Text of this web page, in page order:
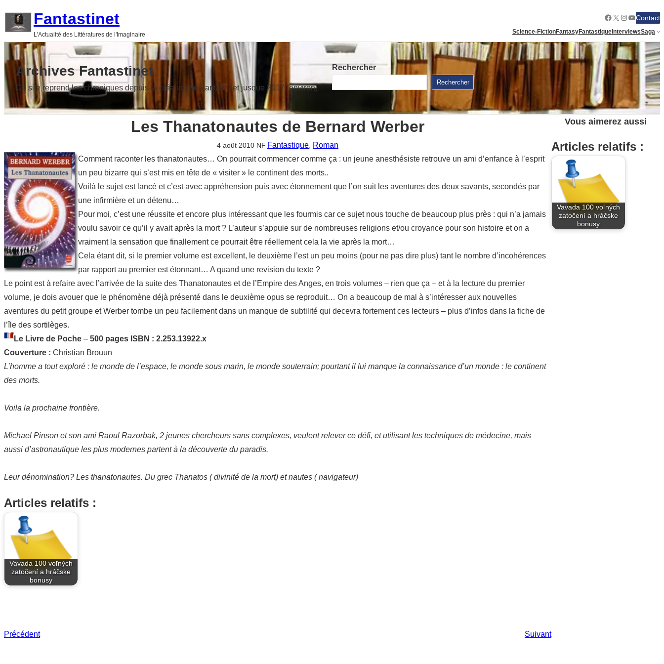
Fantastinet
L'Actualité des Littératures de l'Imaginaire
Facebook
X Instagram
YouTube
Contact
Science-FictionFantasyFantastiqueInterviewsSaga
Archives Fantastinet
Ce site reprend les chroniques depuis la création de Fantastinet jusque 2017 (environ)
Rechercher
Rechercher
Les Thanatonautes de Bernard Werber
4 août 2010 NF Fantastique, Roman
Comment raconter les thanatonautes… On pourrait commencer comme ça : un jeune anesthésiste retrouve un ami d’enfance à l’esprit
un peu bizarre qui s’est mis en tête de « visiter » le continent des morts..
Voilà le sujet est lancé et c’est avec appréhension puis avec étonnement que l’on suit les aventures des deux savants, secondés par
une infirmière et un détenu…
Pour moi, c’est une réussite et encore plus intéressant que les fourmis car ce sujet nous touche de beaucoup plus près : qui n’a jamais
voulu savoir ce qu’il y avait après la mort ? L’auteur s’appuie sur de nombreuses religions et/ou croyance pour son histoire et on a
vraiment la sensation que finallement ce pourrait être réellement cela la vie après la mort…
Cela étant dit, si le premier volume est excellent, le deuxième l’est un peu moins (pour ne pas dire plus) tant le nombre d’incohérences
par rapport au premier est étonnant… A quand une revision du texte ?
Le point est à refaire avec l’arrivée de la suite des Thanatonautes et de l’Empire des Anges, en trois volumes – rien que ça – et à la lecture du premier
volume, je dois avouer que le phénomène déjà présenté dans le deuxième opus se reproduit… On a beaucoup de mal à s’intéresser aux nouvelles
aventures du petit groupe et Werber tombe un peu facilement dans un manque de subtilité qui decevra fortement ces lecteurs – plus d’infos dans la fiche de
l’île des sortilèges.
Le Livre de Poche – 500 pages ISBN : 2.253.13922.x
Couverture : Christian Brouun
L’homme a tout exploré : le monde de l’espace, le monde sous marin, le monde souterrain; pourtant il lui manque la connaissance d’un monde : le continent
des morts.
Voila la prochaine frontière.
Michael Pinson et son ami Raoul Razorbak, 2 jeunes chercheurs sans complexes, veulent relever ce défi, et utilisant les techniques de médecine, mais
aussi d’astronautique les plus modernes partent à la découverte du paradis.
Leur dénomination? Les thanatonautes. Du grec Thanatos ( divinité de la mort) et nautes ( navigateur)
Articles relatifs :
Vavada 100 voľných
zatočení a hráčske
bonusy
Précédent Suivant
Vous aimerez aussi
Articles relatifs :
Vavada 100 voľných
zatočení a hráčske
bonusy